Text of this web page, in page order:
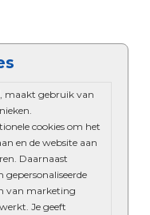
, maakt gebruik van
cookies om het
en de website aan
Daarnaast
van marketing
Je geeft